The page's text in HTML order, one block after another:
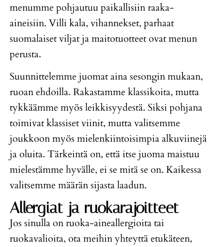
menumme pohjautuu paikallisiin raaka-
aineisiin. Villi kala, vihannekset, parhaat
suomalaiset viljat ja maitotuotteet ovat menun
perusta.
Suunnittelemme juomat aina sesongin mukaan,
ruoan ehdoilla. Rakastamme klassikoita, mutta
tykkäämme myös leikkisyydestä. Siksi pohjana
toimivat klassiset viinit, mutta valitsemme
joukkoon myös mielenkiintoisimpia alkuviinejä
ja oluita. Tärkeintä on, että itse juoma maistuu
mielestämme hyvälle, ei se mitä se on. Kaikessa
valitsemme määrän sijasta laadun.
Allergiat ja ruokarajoitteet
Jos sinulla on ruoka-aineallergioita tai
ruokavalioita, ota meihin yhteyttä etukäteen,